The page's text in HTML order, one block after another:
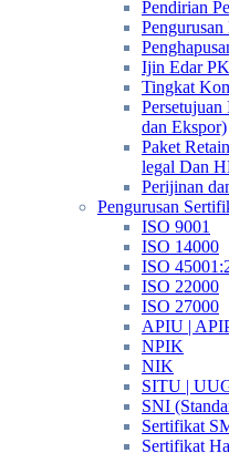
Pendirian
Ijin Edar
Tingkat
dan Ekspor)
Paket
legal Dan
Perijinan
Pengurusan
ISO 9001
ISO 14000
ISO
ISO 22000
ISO 27000
APIU |
NPIK
NIK
SITU |
SNI
Sertifikat
Sertifikat